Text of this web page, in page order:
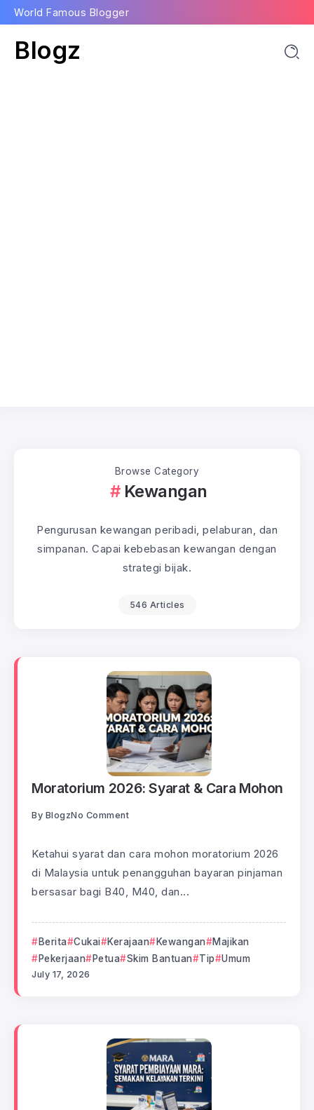
World Famous Blogger
Blogz
Browse Category
Kewangan
Pengurusan kewangan peribadi, pelaburan, dan
simpanan. Capai kebebasan kewangan dengan
strategi bijak.
546 Articles
Moratorium 2026: Syarat & Cara Mohon
By BlogzNo Comment
Ketahui syarat dan cara mohon moratorium 2026
di Malaysia untuk penangguhan bayaran pinjaman
bersasar bagi B40, M40, dan...
Berita Cukai Kerajaan Kewangan
Majikan
Pekerjaan
Petua Skim Bantuan Tip Umum
July 17, 2026